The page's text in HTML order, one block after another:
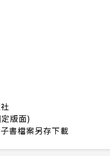
版面)
書檔案另存下載